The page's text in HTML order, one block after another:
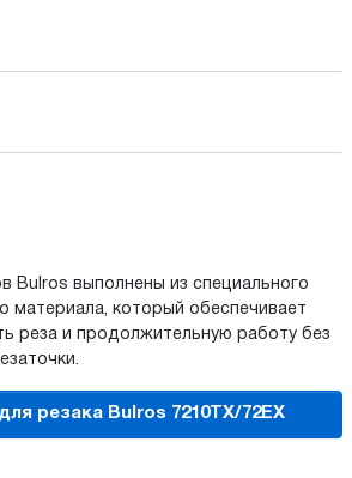
Bulros выполнены из специального
материала, который обеспечивает
реза и продолжительную работу без
резака Bulros 7210TX/72EX